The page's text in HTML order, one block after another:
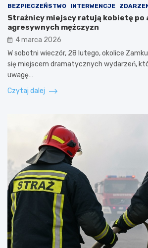
BEZPIECZEŃSTWO INTERWENCJE
Strażnicy miejscy ratują kobietę po
agresywnych mężczyzn
4 marca 2026
W sobotni wieczór, 28 lutego, okolice
się miejscem dramatycznych wydarzeń,
uwagę…
Czytaj dalej